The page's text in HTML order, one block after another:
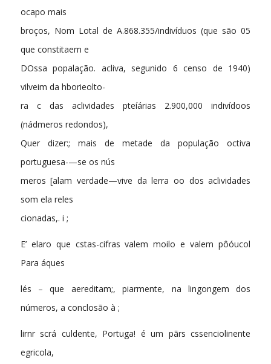
ocapo mais
broços, Nom Lotal de A.868.355/indivíduos (que são 05
que constitaem e
DOssa popalação. acliva, segunido 6 censo de 1940)
vilveim da hborieolto-
ra c das aclividades pteíárias 2.900,000 indivídoos
(nádmeros redondos),
Quer dizer:; mais de metade da população octiva
portuguesa-—se os nús
meros [alam verdade—vive da lerra oo dos aclividades
som ela reles
cionadas,. i ;
E’ elaro que cstas-cifras valem moilo e valem pôóucol
Para áques
lés – que aereditam;, piarmente, na lingongem dos
números, a conclosão à ;
lirnr scrá culdente, Portuga! é um pãrs cssenciolinente
egricola,